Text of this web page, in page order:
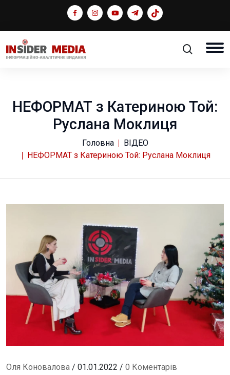
НЕФОРМАТ з Катериною Той:
Руслана Моклиця
Головна
ВІДЕО
НЕФОРМАТ з Катериною Той: Руслана Моклиця
Оля Коновалова / 01.01.2022 / 0 Коментарів